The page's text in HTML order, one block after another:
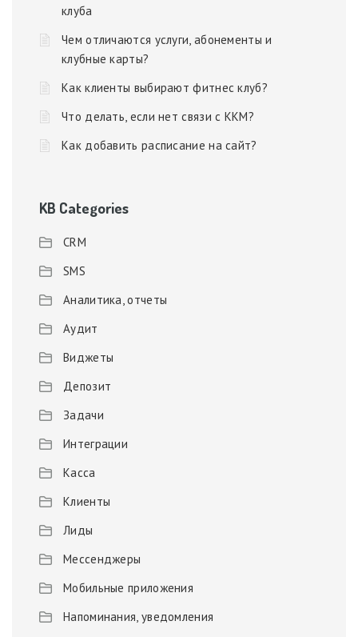
клуба
Чем отличаются услуги, абонементы и
клубные карты?
Как клиенты выбирают фитнес клуб?
Что делать, если нет связи с ККМ?
Как добавить расписание на сайт?
KB Categories
CRM
SMS
Аналитика, отчеты
Аудит
Виджеты
Депозит
Задачи
Интеграции
Касса
Клиенты
Лиды
Мессенджеры
Мобильные приложения
Напоминания, уведомления